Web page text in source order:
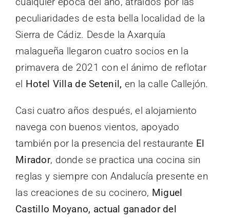
peculiaridades de esta bella localidad de la
Sierra de Cádiz. Desde la Axarquía
malagueña llegaron cuatro socios en la
primavera de 2021 con el ánimo de reflotar
el Hotel Villa de Setenil, en la calle Callejón.
Casi cuatro años después, el alojamiento
navega con buenos vientos, apoyado
también por la presencia del restaurante El
Mirador, donde se practica una cocina sin
reglas y siempre con Andalucía presente en
las creaciones de su cocinero, Miguel
Castillo Moyano, actual ganador del